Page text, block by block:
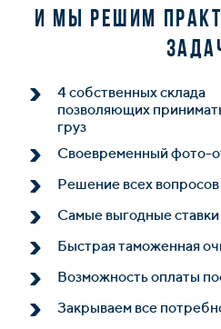
и мы решим
4 собственных склада
позволяющих
груз
Своевременный фото-
Решение всех
Самые выгодные ставки
Быстрая таможенная
Возможность оплаты
Закрываем все